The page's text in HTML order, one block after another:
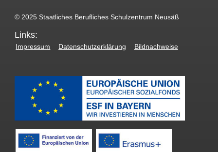
© 2025 Staatliches Berufliches Schulzentrum Neusäß
Links:
Impressum Datenschutzerklärung Bildnachweise